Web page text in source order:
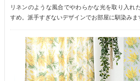
リネンのような風合でやわらかな光を取り入れ
すめ。派手すぎないデザインでお部屋に馴染みま